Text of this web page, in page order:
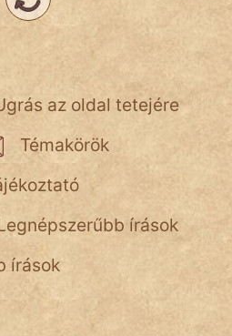
az oldal tetejére
Témakörök
írások
írások